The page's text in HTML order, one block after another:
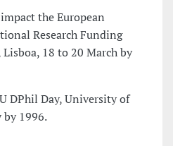
the European
Research Funding
18 to 20 March by
DPhil Day, University of
by 1996.